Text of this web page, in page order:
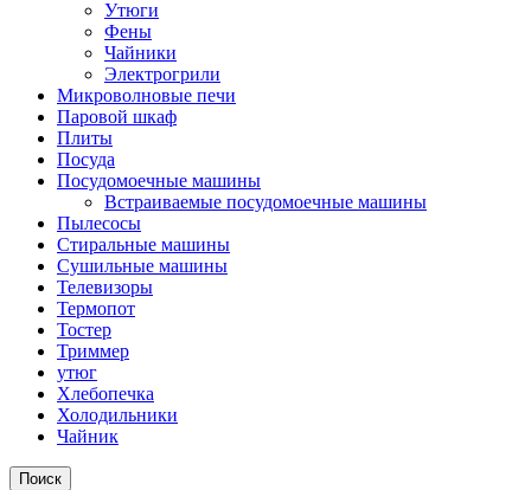
Утюги
Фены
Чайники
Электрогрили
Микроволновые печи
Паровой шкаф
Плиты
Посуда
Посудомоечные машины
Встраиваемые посудомоечные машины
Пылесосы
Стиральные машины
Сушильные машины
Телевизоры
Термопот
Тостер
Триммер
утюг
Хлебопечка
Холодильники
Чайник
Поиск